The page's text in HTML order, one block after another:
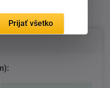
Prijať všetko